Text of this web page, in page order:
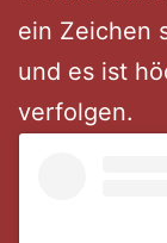
ein Zeichen
und es ist
verfolgen.